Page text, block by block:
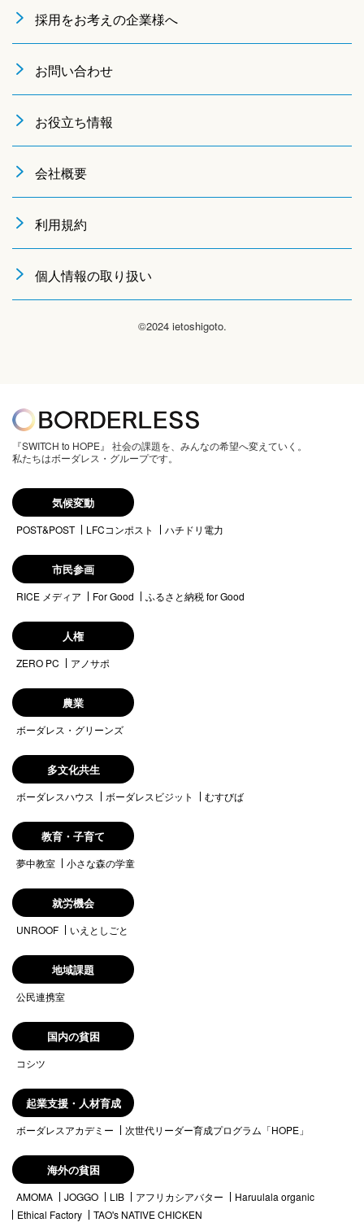
採用をお考えの企業様へ
お問い合わせ
お役立ち情報
会社概要
利用規約
個人情報の取り扱い
©2024 ietoshigoto.
『SWITCH to HOPE』 社会の課題を、みんなの希望へ変えていく。
私たちはボーダレス・グループです。
気候変動
POST&POST LFCコンポスト ハチドリ電力
市民参画
RICE メディア For Good ふるさと納税 for Good
人権
ZERO PC アノサポ
農業
ボーダレス・グリーンズ
多文化共生
ボーダレスハウス ボーダレスビジット むすびば
教育・子育て
夢中教室 小さな森の学童
就労機会
UNROOF いえとしごと
地域課題
公民連携室
国内の貧困
コシツ
起業支援・人材育成
ボーダレスアカデミー 次世代リーダー育成プログラム「HOPE」
海外の貧困
AMOMA JOGGO LIB アフリカシアバター
Haruulala organic
Ethical Factory
TAO's NATIVE CHICKEN